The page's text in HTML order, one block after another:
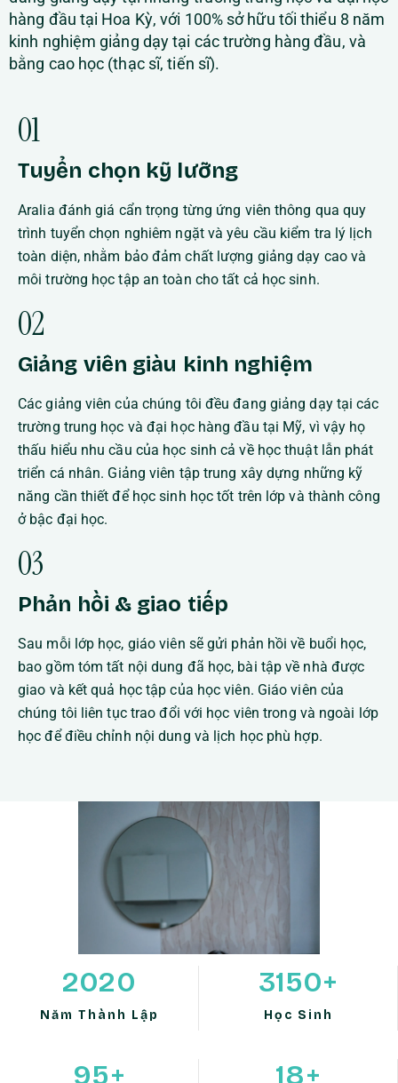
hàng đầu tại Hoa Kỳ, với 100% sở hữu tối thiểu 8 năm
kinh nghiệm giảng dạy tại các trường hàng đầu, và
bằng cao học (thạc sĩ, tiến sĩ).
01
Tuyển chọn kỹ lưỡng
Aralia đánh giá cẩn trọng từng ứng viên thông qua quy
trình tuyển chọn nghiêm ngặt và yêu cầu kiểm tra lý lịch
toàn diện, nhằm bảo đảm chất lượng giảng dạy cao và
môi trường học tập an toàn cho tất cả học sinh.
02
Giảng viên giàu kinh nghiệm
Các giảng viên của chúng tôi đều đang giảng dạy tại các
trường trung học và đại học hàng đầu tại Mỹ, vì vậy họ
thấu hiểu nhu cầu của học sinh cả về học thuật lẫn phát
triển cá nhân. Giảng viên tập trung xây dựng những kỹ
năng cần thiết để học sinh học tốt trên lớp và thành công
ở bậc đại học.
03
Phản hồi & giao tiếp
Sau mỗi lớp học, giáo viên sẽ gửi phản hồi về buổi học,
bao gồm tóm tất nội dung đã học, bài tập về nhà được
giao và kết quả học tập của học viên. Giáo viên của
chúng tôi liên tục trao đổi với học viên trong và ngoài lớp
học để điều chỉnh nội dung và lịch học phù hợp.
Năm Thành Lập
2020
Học Sinh
3150+
95+ 18+